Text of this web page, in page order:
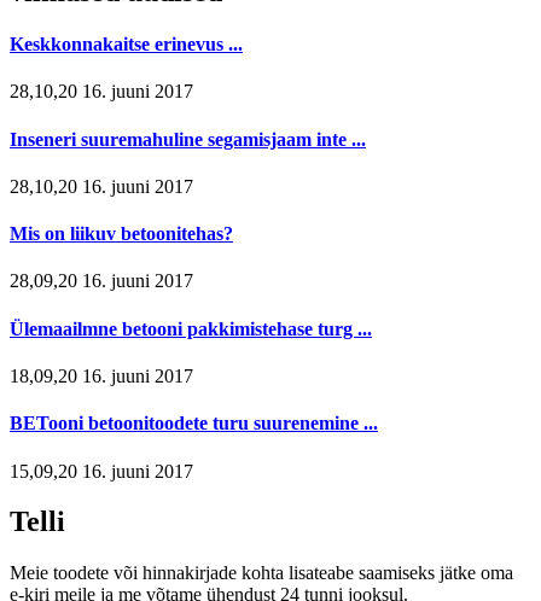
Keskkonnakaitse erinevus ...
28,10,20 16. juuni 2017
Inseneri suuremahuline segamisjaam inte ...
28,10,20 16. juuni 2017
Mis on liikuv betoonitehas?
28,09,20 16. juuni 2017
Ülemaailmne betooni pakkimistehase turg ...
18,09,20 16. juuni 2017
BETooni betoonitoodete turu suurenemine ...
15,09,20 16. juuni 2017
Telli
Meie toodete või hinnakirjade kohta lisateabe saamiseks jätke oma
e-kiri meile ja me võtame ühendust 24 tunni jooksul.